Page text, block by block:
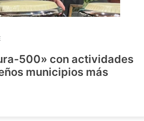
500» con actividades
municipios más